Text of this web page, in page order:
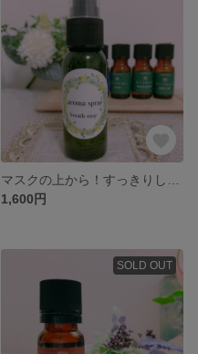
1,600円
SOLD OUT